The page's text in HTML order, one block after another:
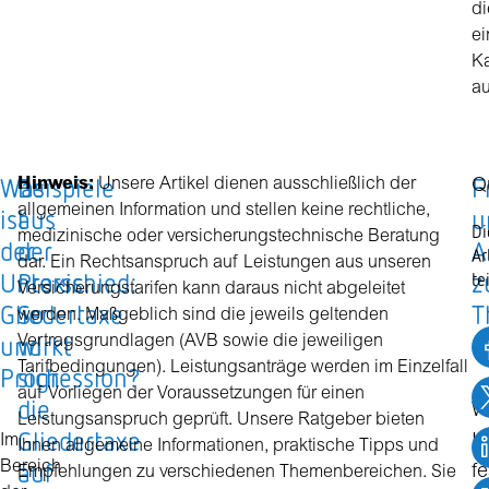
Was
ist
der
Unterschied:
Gliedertaxe
und
Progression?
Im
Bereich
Beispiele
aus
der
Praxis:
So
wirkt
sich
die
Gliedertaxe
auf
Hinweis:Unsere Artikel dienen ausschließlich der
allgemeinen Information und stellen keine rechtliche,
medizinische oder versicherungstechnische Beratung
dar. Ein Rechtsanspruch auf Leistungen aus unseren
Versicherungstarifen kann daraus nicht abgeleitet
werden. Maßgeblich sind die jeweils geltenden
Vertragsgrundlagen (AVB sowie die jeweiligen
Tarifbedingungen). Leistungsanträge werden im Einzelfall
auf Vorliegen der Voraussetzungen für einen
Leistungsanspruch geprüft. Unsere Ratgeber bieten
Ihnen allgemeine Informationen, praktische Tipps und
Empfehlungen zu verschiedenen Themenbereichen. Sie